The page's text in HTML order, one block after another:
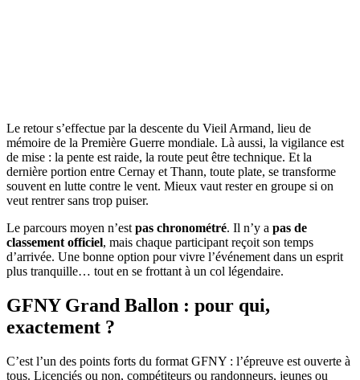
Le retour s’effectue par la descente du Vieil Armand, lieu de
mémoire de la Première Guerre mondiale. Là aussi, la vigilance est
de mise : la pente est raide, la route peut être technique. Et la
dernière portion entre Cernay et Thann, toute plate, se transforme
souvent en lutte contre le vent. Mieux vaut rester en groupe si on
veut rentrer sans trop puiser.
Le parcours moyen n’est pas chronométré. Il n’y a pas de
classement officiel, mais chaque participant reçoit son temps
d’arrivée. Une bonne option pour vivre l’événement dans un esprit
plus tranquille… tout en se frottant à un col légendaire.
GFNY Grand Ballon : pour qui,
exactement ?
C’est l’un des points forts du format GFNY : l’épreuve est ouverte à
tous. Licenciés ou non, compétiteurs ou randonneurs, jeunes ou